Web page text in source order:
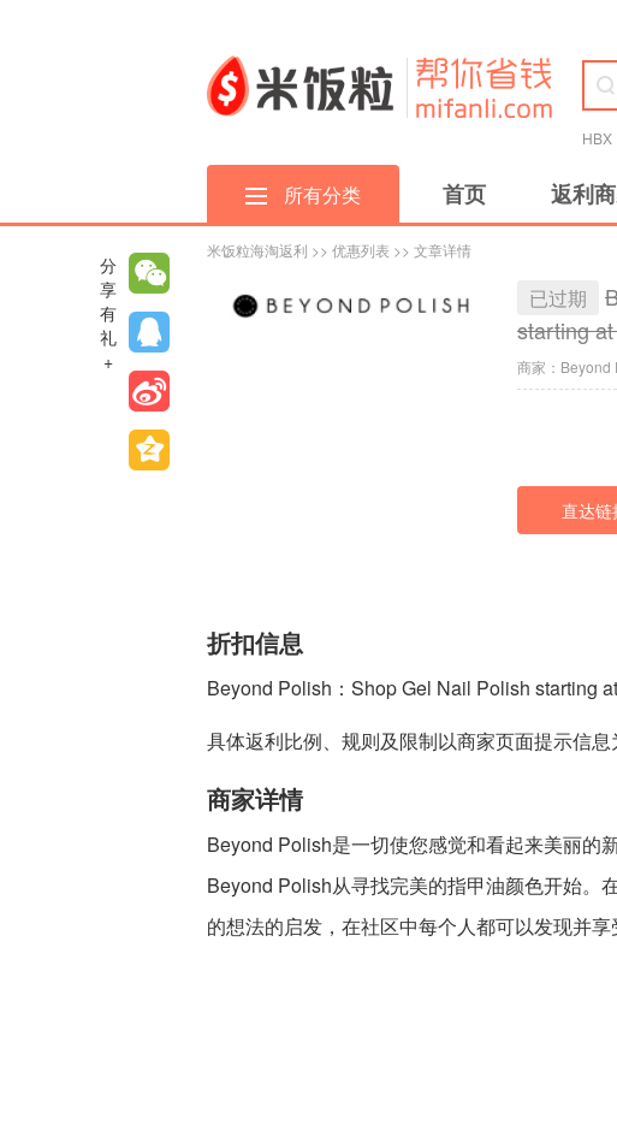
HBX
所有分类 首页 返利
米饭粒海淘返利 >> 优惠列表 >> 文章详情
已过期
starting
商家：Beyond
直达链
折扣信息
Beyond Polish：Shop Gel Nail Polish starting
具体返利比例、规则及限制以商家页面提示信息
商家详情
Beyond Polish是一切使您感觉和看起来美丽的
Beyond Polish从寻找完美的指甲油颜色开始。
的想法的启发，在社区中每个人都可以发现并享
分
享
有
礼
+